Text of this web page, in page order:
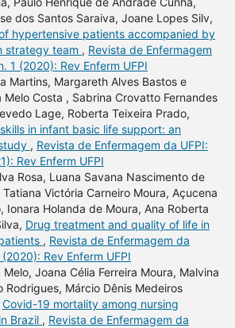
dos Santos Saraiva, Joane Lopes Silv,
hypertensive patients accompanied by
strategy team , Revista de Enfermagem
1 (2020): Rev Enferm UFPI
Martins, Margareth Alves Bastos e
Melo Costa , Sabrina Crovatto Fernandes
Lage, Roberta Teixeira Prado,
in infant basic life support: an
, Revista de Enfermagem da UFPI:
Rev Enferm UFPI
Rosa, Luana Savana Nascimento de
Tatiana Victória Carneiro Moura, Açucena
Ionara Holanda de Moura, Ana Roberta
Drug treatment and quality of life in
, Revista de Enfermagem da
Rev Enferm UFPI
Melo, Joana Célia Ferreira Moura, Malvina
Rodrigues, Márcio Dênis Medeiros
Covid-19 mortality among nursing
Brazil , Revista de Enfermagem da